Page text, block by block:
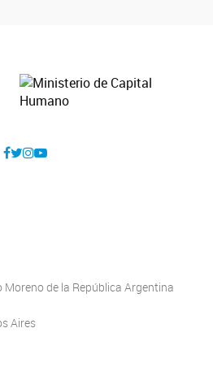
de la República Argentina
Aires